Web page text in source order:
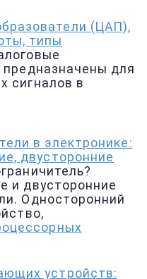
(ЦАП),
типы
для
сигналов в
в электронике:
двусторонние
и двусторонние
Односторонний
устройств: